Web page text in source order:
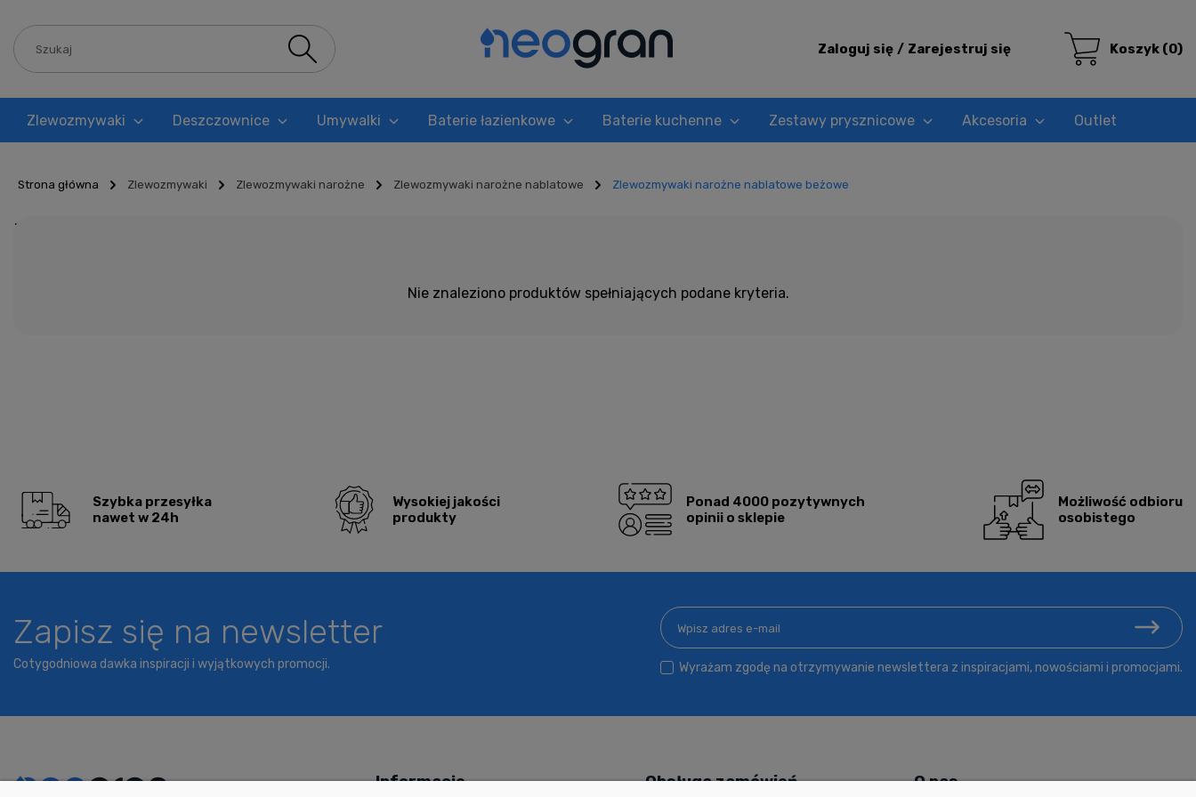
Zaloguj się Zarejestruj się Koszyk (0)
Zlewozmywaki Deszczownice Umywalki Baterie łazienkowe Baterie kuchenne Zestawy prysznicowe Akcesoria Outlet
Strona główna Zlewozmywaki Zlewozmywaki narożne Zlewozmywaki narożne nablatowe Zlewozmywaki narożne nablatowe beżowe
Zlewozmywaki narożne nablatowe beżowe
Nie znaleziono produktów spełniających podane kryteria.
Szybka przesyłka
nawet w 24h
Wysokiej jakości
produkty
Ponad 4000 pozytywnych
opinii o sklepie
Możliwość odbioru
osobistego
Zapisz się na newsletter
Cotygodniowa dawka inspiracji i wyjątkowych promocji. Wyrażam zgodę na otrzymywanie newslettera z inspiracjami, nowościami i promocjami.
Informacje Obsługa zamówień O nas